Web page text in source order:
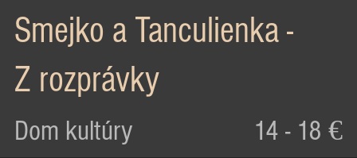
Smejko a Tanculienka -
Z rozprávky
Dom kultúry 14 - 18 €